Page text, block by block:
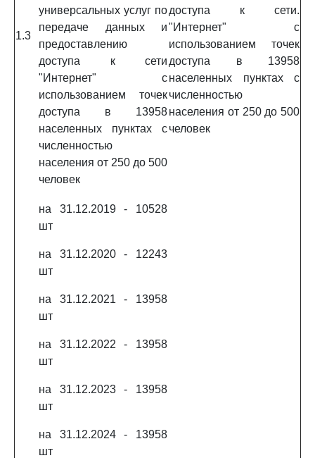
1.3
универсальных услуг по
передаче данных и
предоставлению
доступа к сети
"Интернет" с
использованием точек
доступа в 13958
населенных пунктах с
численностью
населения от 250 до 500
человек
доступа к сети.
"Интернет" с
использованием точек
доступа в 13958
населенных пунктах с
численностью
населения от 250 до 500
человек
на 31.12.2019 - 10528
шт
на 31.12.2020 - 12243
шт
на 31.12.2021 - 13958
шт
на 31.12.2022 - 13958
шт
на 31.12.2023 - 13958
шт
на 31.12.2024 - 13958
шт